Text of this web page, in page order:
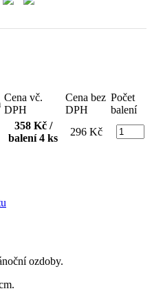
Cena vč.
DPH
Cena bez
DPH
Počet
balení
358 Kč /
balení 4 ks
296 Kč
ozdoby.